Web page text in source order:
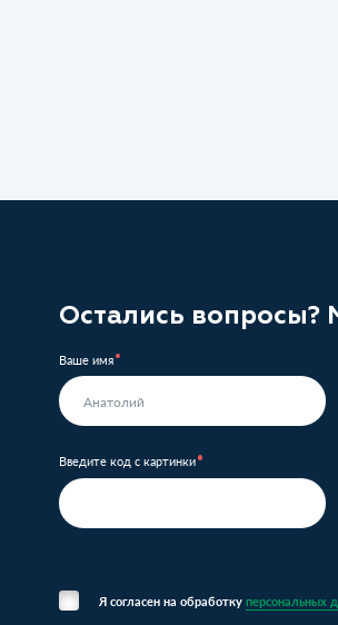
Остались
Ваше имя
Введите код с картинки
Я согласен на обработку персональных